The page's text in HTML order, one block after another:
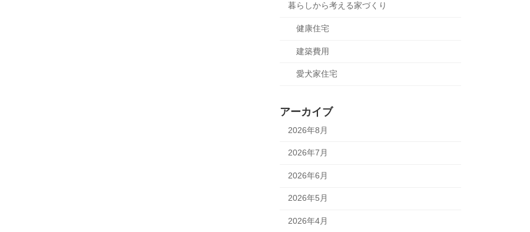
暮らしから考える家づくり
健康住宅
建築費用
愛犬家住宅
アーカイブ
2026年8月
2026年7月
2026年6月
2026年5月
2026年4月